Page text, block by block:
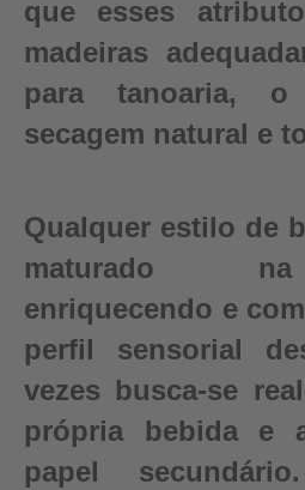
que esses
madeiras
para tanoaria,
secagem natural e
Qualquer estilo de
maturado
enriquecendo e
perfil sensorial
vezes busca-se
própria bebida e
papel